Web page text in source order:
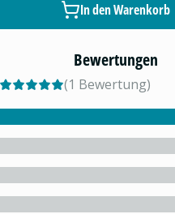
In den Warenkorb
Bewertungen
(1 Bewertung)